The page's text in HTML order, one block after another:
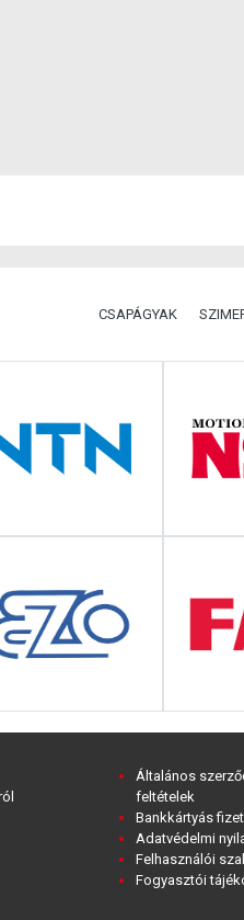
CSAPÁGYAK
Általános
feltételek
Bankkártyás
Adatvédelmi
Felhasználói
Fogyasztói